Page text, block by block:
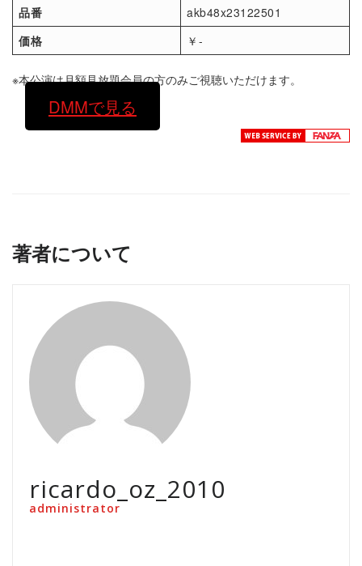
品番
akb48x23122501
価格
￥-
※本公演は月額見放題会員の方のみご視聴いただけます。
DMMで見る
著者について
ricardo_oz_2010
administrator